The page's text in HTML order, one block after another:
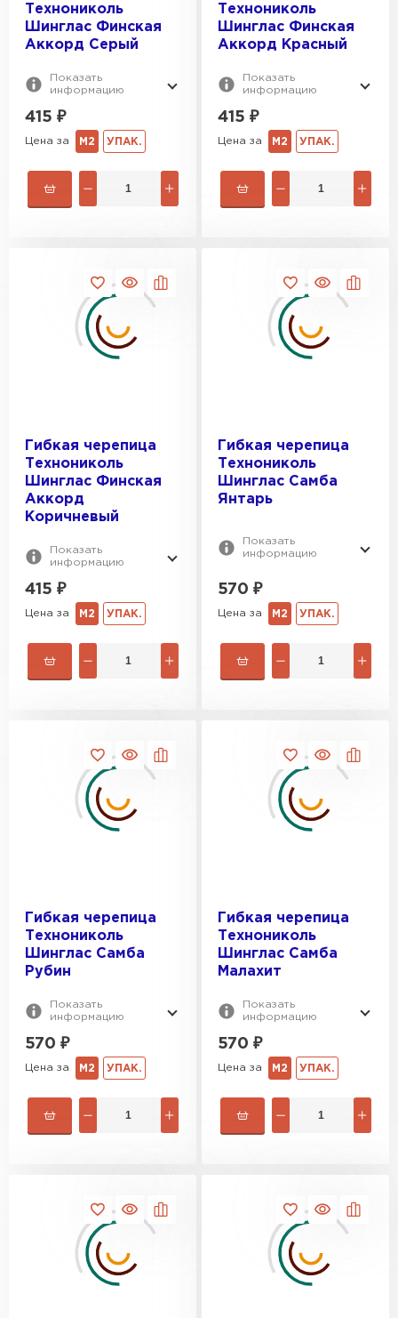
Технониколь
Шинглас Финская
Аккорд Серый
Показать
информацию
415 ₽
Цена за М2 УПАК.
Технониколь
Шинглас Финская
Аккорд Красный
Показать
информацию
415 ₽
Цена за М2 УПАК.
Гибкая черепица
Технониколь
Шинглас Финская
Аккорд
Коричневый
Показать
информацию
415 ₽
Цена за М2 УПАК.
Гибкая черепица
Технониколь
Шинглас Самба
Янтарь
Показать
информацию
570 ₽
Цена за М2 УПАК.
Гибкая черепица
Технониколь
Шинглас Самба
Рубин
Показать
информацию
570 ₽
Цена за М2 УПАК.
Гибкая черепица
Технониколь
Шинглас Самба
Малахит
Показать
информацию
570 ₽
Цена за М2 УПАК.